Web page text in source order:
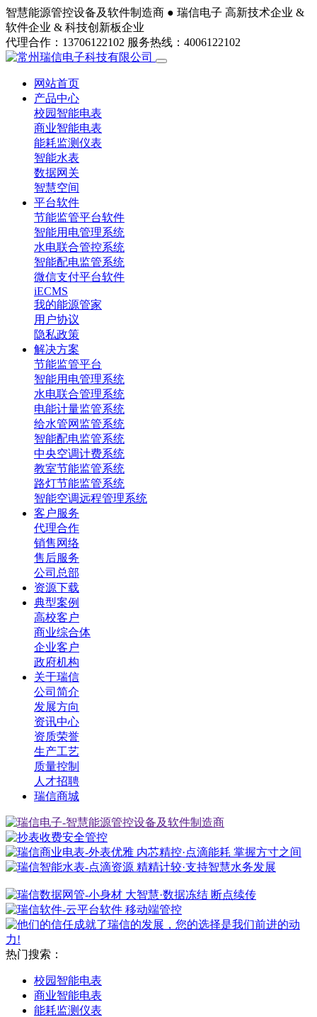
智慧能源管控设备及软件制造商 ● 瑞信电子 高新技术企业 &
软件企业 & 科技创新板企业
代理合作：13706122102 服务热线：4006122102
网站首页
产品中心
校园智能电表
商业智能电表
能耗监测仪表
智能水表
数据网关
智慧空间
平台软件
节能监管平台软件
智能用电管理系统
水电联合管控系统
智能配电监管系统
微信支付平台软件
iECMS
我的能源管家
用户协议
隐私政策
解决方案
节能监管平台
智能用电管理系统
水电联合管理系统
电能计量监管系统
给水管网监管系统
智能配电监管系统
中央空调计费系统
教室节能监管系统
路灯节能监管系统
智能空调远程管理系统
客户服务
代理合作
销售网络
售后服务
公司总部
资源下载
典型案例
高校客户
商业综合体
企业客户
政府机构
关于瑞信
公司简介
发展方向
资讯中心
资质荣誉
生产工艺
质量控制
人才招聘
瑞信商城
热门搜索：
校园智能电表
商业智能电表
能耗监测仪表